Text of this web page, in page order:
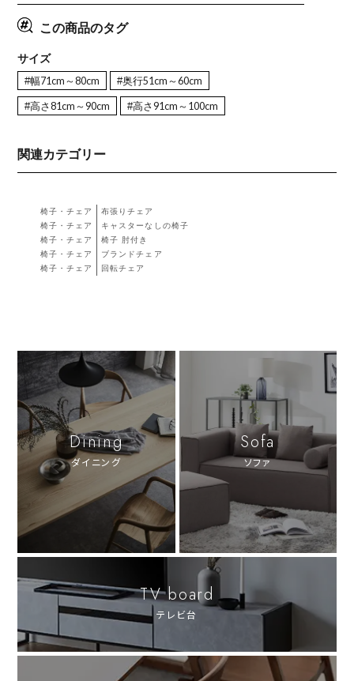
この商品のタグ
サイズ
#幅71cm～80cm #奥行51cm～60cm
#高さ81cm～90cm #高さ91cm～100cm
関連カテゴリー
椅子・チェア
布張りチェア
椅子・チェア
キャスターなしの椅子
椅子・チェア
椅子 肘付き
椅子・チェア
ブランドチェア
椅子・チェア
回転チェア
Dining
ダイニング
Sofa
ソファ
TV board
テレビ台